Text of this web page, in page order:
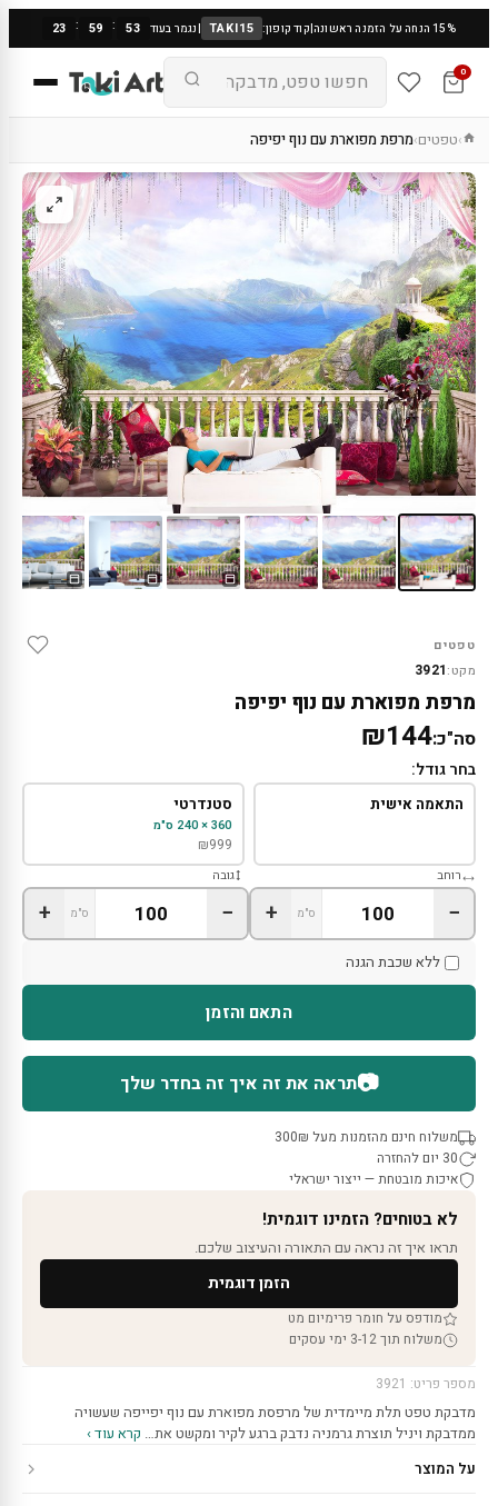
15% הנחה על הזמנה ראשונה |קוד קופון: TAKI15
|נגמר בעוד 23 : 59 : 53
0
›טפטים›מרפת מפוארת עם נוף יפיפה
טפטים
מקט:3921
מרפת מפוארת עם נוף יפיפה
סה"כ:₪144
בחר גודל:
התאמה אישית סטנדרטי
360 × 240 ס"מ
₪999
רוחב
− ס"מ +
גובה
− ס"מ +
ללא שכבת הגנה
התאם והזמן
📷תראה את זה איך זה בחדר שלך
משלוח חינם מהזמנות מעל 300₪
30 יום להחזרה
איכות מובטחת — ייצור ישראלי
לא בטוחים? הזמינו דוגמית!
תראו איך זה נראה עם התאורה והעיצוב שלכם.
הזמן דוגמית
מודפס על חומר פרימיום מט
משלוח תוך 3-12 ימי עסקים
מספר פריט: 3921
מדבקת טפט תלת מיימדית של מרפסת מפוארת עם נוף יפייפה שעשויה
ממדבקת ויניל תוצרת גרמניה נדבק ברגע לקיר ומקשט את… קרא עוד ›
על המוצר